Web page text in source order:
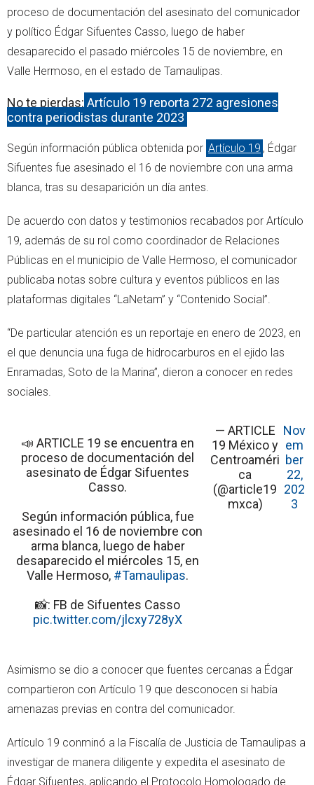
proceso de documentación del asesinato del comunicador
y político Édgar Sifuentes Casso, luego de haber
desaparecido el pasado miércoles 15 de noviembre, en
Valle Hermoso, en el estado de Tamaulipas.
No te pierdas: Artículo 19 reporta 272 agresiones
contra periodistas durante 2023
Según información pública obtenida por Artículo 19 , Édgar
Sifuentes fue asesinado el 16 de noviembre con una arma
blanca, tras su desaparición un día antes.
De acuerdo con datos y testimonios recabados por Artículo
19, además de su rol como coordinador de Relaciones
Públicas en el municipio de Valle Hermoso, el comunicador
publicaba notas sobre cultura y eventos públicos en las
plataformas digitales “LaNetam” y “Contenido Social”.
“De particular atención es un reportaje en enero de 2023, en
el que denuncia una fuga de hidrocarburos en el ejido las
Enramadas, Soto de la Marina”, dieron a conocer en redes
sociales.
📣 ARTICLE 19 se encuentra en
proceso de documentación del
asesinato de Édgar Sifuentes
Casso.
Según información pública, fue
asesinado el 16 de noviembre con
arma blanca, luego de haber
desaparecido el miércoles 15, en
Valle Hermoso, #Tamaulipas.
📸: FB de Sifuentes Casso
pic.twitter.com/jlcxy728yX
— ARTICLE
19 México y
Centroaméri
ca
(@article19
mxca)
Nov
em
ber
22,
202
3
Asimismo se dio a conocer que fuentes cercanas a Édgar
compartieron con Artículo 19 que desconocen si había
amenazas previas en contra del comunicador.
Artículo 19 conminó a la Fiscalía de Justicia de Tamaulipas a
investigar de manera diligente y expedita el asesinato de
Édgar Sifuentes, aplicando el Protocolo Homologado de